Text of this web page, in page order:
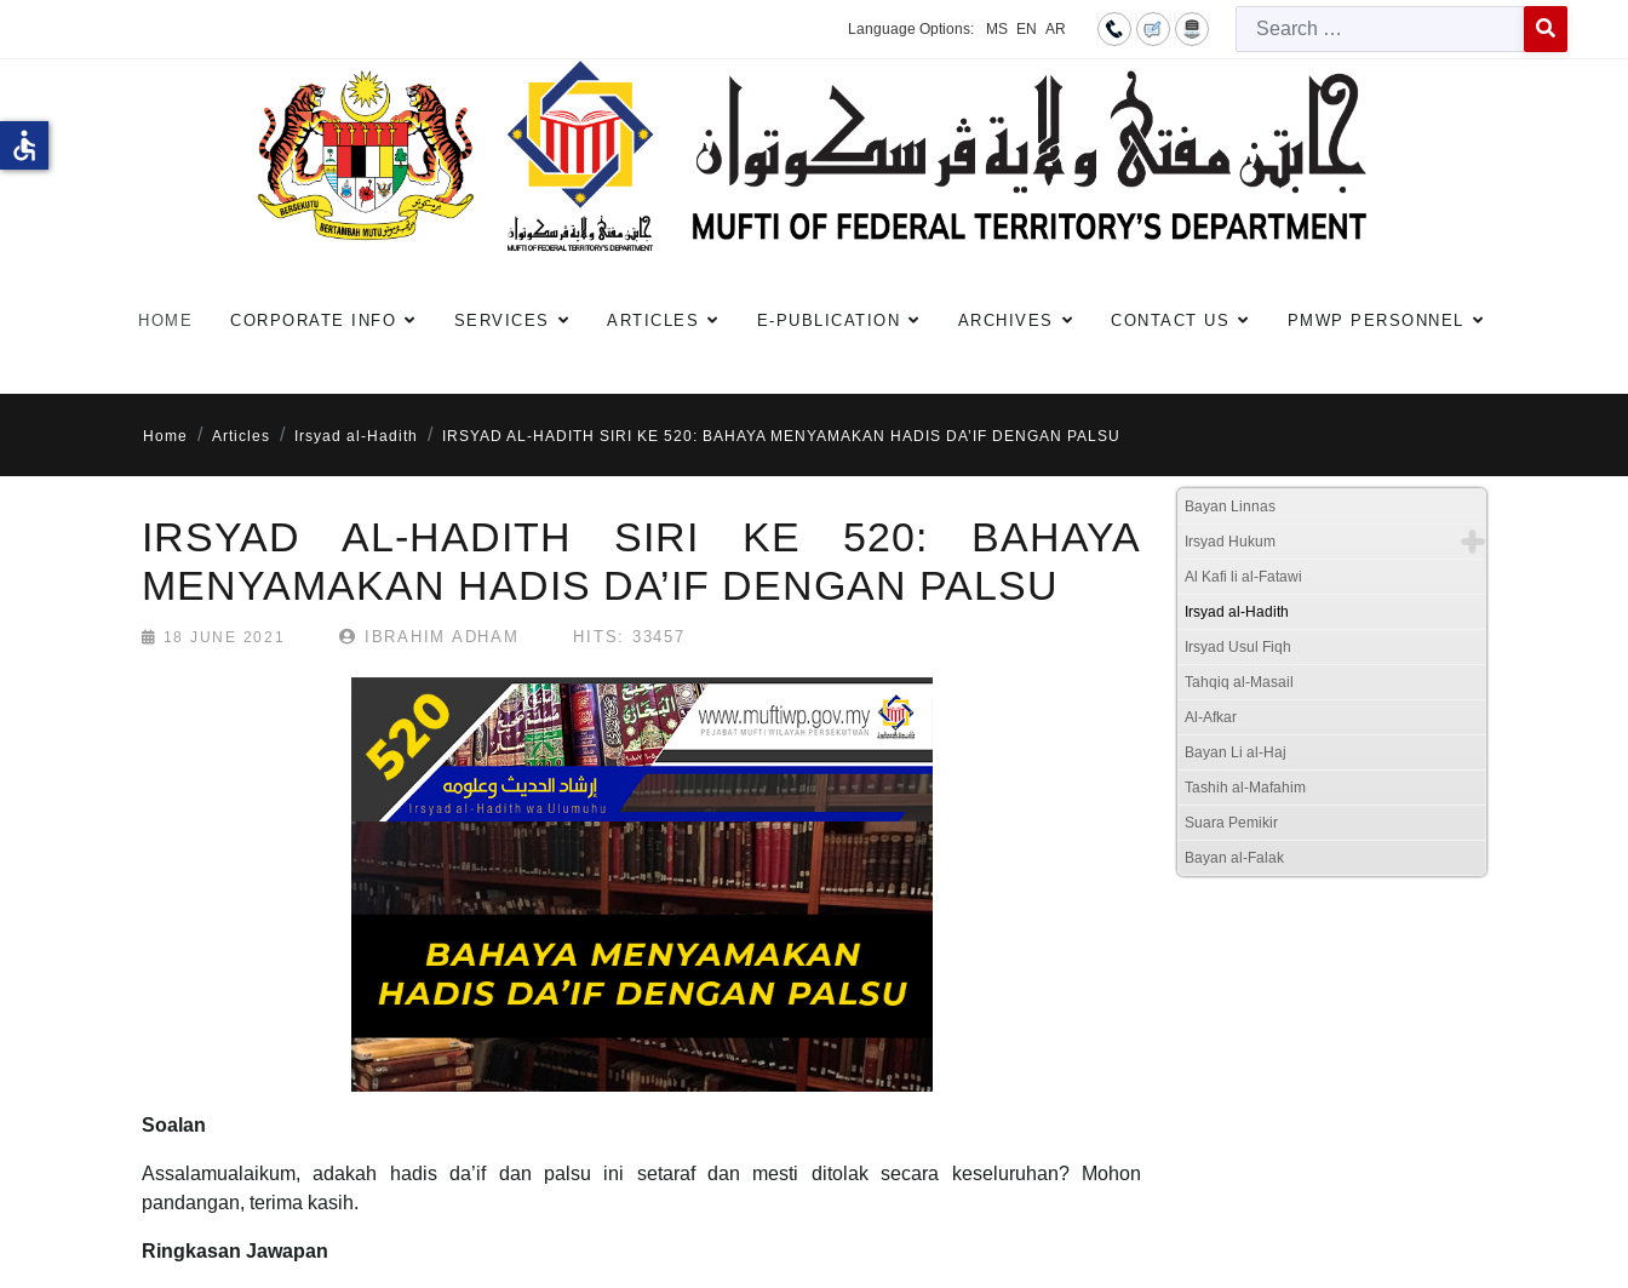
Language Options: MS EN AR
HOME CORPORATE INFO SERVICES ARTICLES E-PUBLICATION ARCHIVES CONTACT US PMWP PERSONNEL
Home Articles Irsyad al-Hadith IRSYAD AL-HADITH SIRI KE 520: BAHAYA MENYAMAKAN HADIS DA’IF DENGAN PALSU
IRSYAD AL-HADITH SIRI KE 520: BAHAYA
MENYAMAKAN HADIS DA’IF DENGAN PALSU
18 JUNE 2021 IBRAHIM ADHAM HITS: 33457
Soalan
Assalamualaikum, adakah hadis da’if dan palsu ini setaraf dan mesti ditolak secara keseluruhan? Mohon
pandangan, terima kasih.
Ringkasan Jawapan
Bayan Linnas
Irsyad Hukum
Al Kafi li al-Fatawi
Irsyad al-Hadith
Irsyad Usul Fiqh
Tahqiq al-Masail
Al-Afkar
Bayan Li al-Haj
Tashih al-Mafahim
Suara Pemikir
Bayan al-Falak
accessible